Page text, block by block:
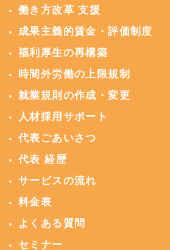
働き方改革 支援
成果主義的賃金・評価制度
福利厚生の再構築
時間外労働の上限規制
就業規則の作成・変更
人材採用サポート
代表ごあいさつ
代表 経歴
サービスの流れ
料金表
よくある質問
セミナー